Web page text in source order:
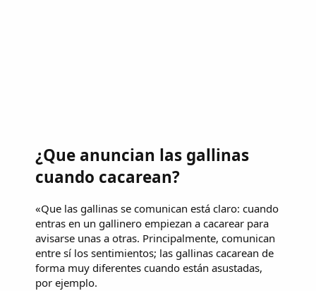
¿Que anuncian las gallinas
cuando cacarean?
«Que las gallinas se comunican está claro: cuando
entras en un gallinero empiezan a cacarear para
avisarse unas a otras. Principalmente, comunican
entre sí los sentimientos; las gallinas cacarean de
forma muy diferentes cuando están asustadas,
por ejemplo.